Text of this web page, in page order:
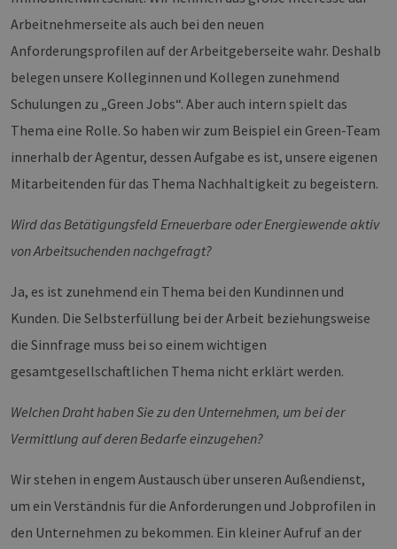
Arbeitnehmerseite als auch bei den neuen
Anforderungsprofilen auf der Arbeitgeberseite wahr. Deshalb
belegen unsere Kolleginnen und Kollegen zunehmend
Schulungen zu „Green Jobs“. Aber auch intern spielt das
Thema eine Rolle. So haben wir zum Beispiel ein Green-Team
innerhalb der Agentur, dessen Aufgabe es ist, unsere eigenen
Mitarbeitenden für das Thema Nachhaltigkeit zu begeistern.
Wird das Betätigungsfeld Erneuerbare oder Energiewende aktiv
von Arbeitsuchenden nachgefragt?
Ja, es ist zunehmend ein Thema bei den Kundinnen und
Kunden. Die Selbsterfüllung bei der Arbeit beziehungsweise
die Sinnfrage muss bei so einem wichtigen
gesamtgesellschaftlichen Thema nicht erklärt werden.
Welchen Draht haben Sie zu den Unternehmen, um bei der
Vermittlung auf deren Bedarfe einzugehen?
Wir stehen in engem Austausch über unseren Außendienst,
um ein Verständnis für die Anforderungen und Jobprofilen in
den Unternehmen zu bekommen. Ein kleiner Aufruf an der